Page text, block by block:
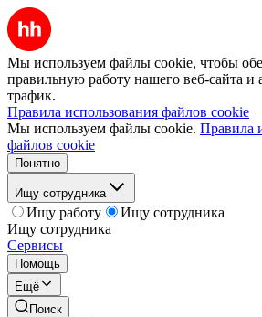
Мы используем файлы cookie, чтобы
правильную работу нашего веб-сайта и
трафик.
Правила использования файлов cookie
Мы используем файлы cookie. Правила
файлов cookie
Понятно
Ищу сотрудника
Ищу работу
Ищу сотрудника
Ищу сотрудника
Сервисы
Помощь
Ещё
Поиск